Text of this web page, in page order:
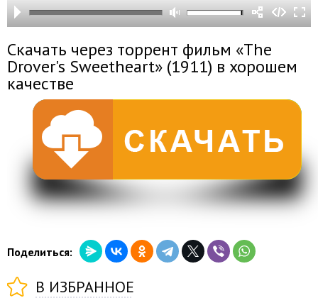
Скачать через торрент фильм «The
Drover's Sweetheart» (1911) в хорошем
качестве
Поделиться:
В ИЗБРАННОЕ